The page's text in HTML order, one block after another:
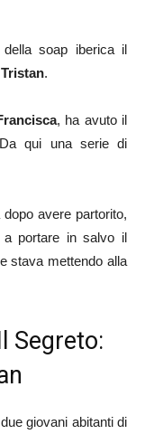
soap iberica il
Tristan.
, ha avuto il
qui una serie di
avere partorito,
a portare in salvo il
stava mettendo alla
Segreto:
giovani abitanti di